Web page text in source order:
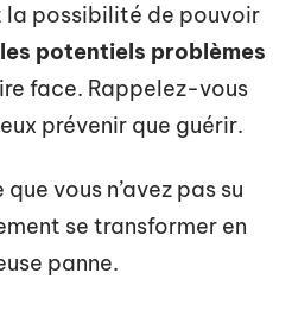
la possibilité de pouvoir
potentiels problèmes
face. Rappelez-vous
prévenir que guérir.
vous n’avez pas su
se transformer en
panne.